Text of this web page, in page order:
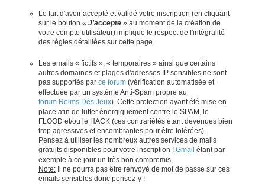
Le fait d'avoir accepté et validé votre inscription (en cliquant
sur le bouton « J'accepte » au moment de la création de
votre compte utilisateur) implique le respect de l'intégralité
des règles détaillées sur cette page.
Les emails « fictifs », « temporaires » ainsi que certains
autres domaines et plages d'adresses IP sensibles ne sont
pas supportés par ce forum (vérification automatisée et
effectuée par un système Anti-Spam propre au
forum Reims Dés Jeux). Cette protection ayant été mise en
place afin de lutter énergiquement contre le SPAM, le
FLOOD et/ou le HACK (ces contrariétés étant devenues bien
trop agressives et encombrantes pour être tolérées).
Pensez à utiliser les nombreux autres services de mails
gratuits disponibles pour votre inscription ! Gmail étant par
exemple à ce jour un très bon compromis.
Note: Il ne pourra pas être renvoyé de mot de passe sur ces
emails sensibles donc pensez-y !